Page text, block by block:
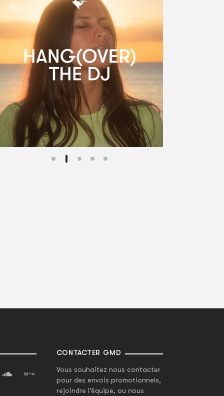
CONTACTER GMD
Vous souhaitez nous contacter
pour des envois promotionnels,
rejoindre l'équipe, ou nous